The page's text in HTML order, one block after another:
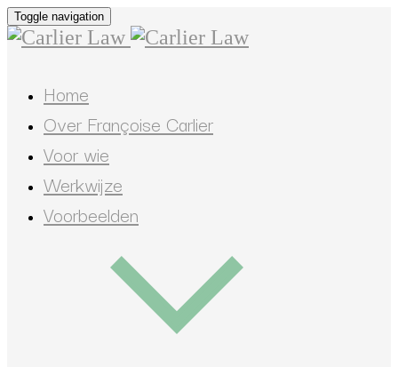
Toggle navigation
Home
Over Françoise Carlier
Voor wie
Werkwijze
Voorbeelden